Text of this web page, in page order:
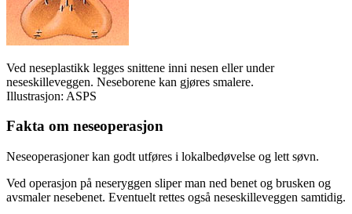
Ved neseplastikk legges snittene inni nesen eller under
neseskilleveggen. Neseborene kan gjøres smalere.
Illustrasjon: ASPS
Fakta om neseoperasjon
Neseoperasjoner kan godt utføres i lokalbedøvelse og lett søvn.
Ved operasjon på neseryggen sliper man ned benet og brusken og
avsmaler nesebenet. Eventuelt rettes også neseskilleveggen samtidig.